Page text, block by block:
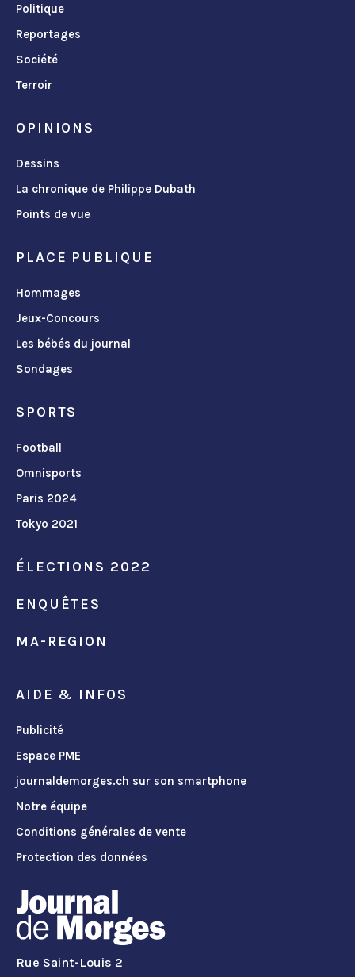
Politique
Reportages
Société
Terroir
OPINIONS
Dessins
La chronique de Philippe Dubath
Points de vue
PLACE PUBLIQUE
Hommages
Jeux-Concours
Les bébés du journal
Sondages
SPORTS
Football
Omnisports
Paris 2024
Tokyo 2021
ÉLECTIONS 2022
ENQUÊTES
MA-REGION
AIDE & INFOS
Publicité
Espace PME
journaldemorges.ch sur son smartphone
Notre équipe
Conditions générales de vente
Protection des données
Rue Saint-Louis 2